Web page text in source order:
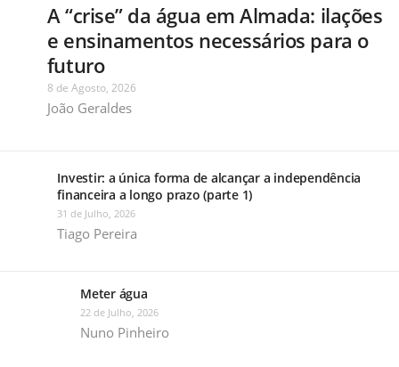
A “crise” da água em Almada: ilações
e ensinamentos necessários para o
futuro
8 de Agosto, 2026
João Geraldes
Investir: a única forma de alcançar a independência
financeira a longo prazo (parte 1)
31 de Julho, 2026
Tiago Pereira
Meter água
22 de Julho, 2026
Nuno Pinheiro